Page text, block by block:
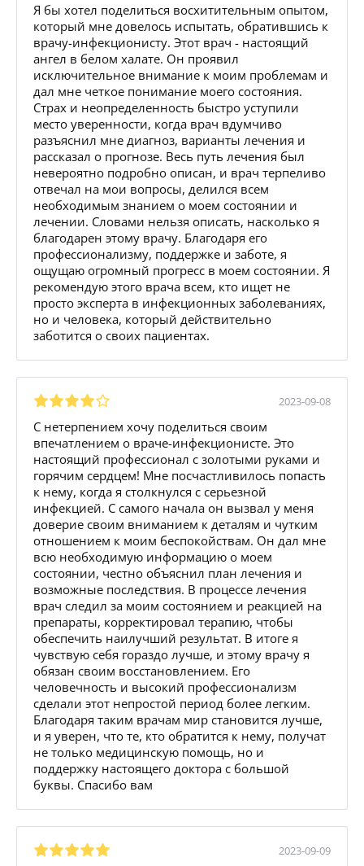
Я бы хотел поделиться восхитительным опытом,
который мне довелось испытать, обратившись к
врачу-инфекционисту. Этот врач - настоящий
ангел в белом халате. Он проявил
исключительное внимание к моим проблемам и
дал мне четкое понимание моего состояния.
Страх и неопределенность быстро уступили
место уверенности, когда врач вдумчиво
разъяснил мне диагноз, варианты лечения и
рассказал о прогнозе. Весь путь лечения был
невероятно подробно описан, и врач терпеливо
отвечал на мои вопросы, делился всем
необходимым знанием о моем состоянии и
лечении. Словами нельзя описать, насколько я
благодарен этому врачу. Благодаря его
профессионализму, поддержке и заботе, я
ощущаю огромный прогресс в моем состоянии. Я
рекомендую этого врача всем, кто ищет не
просто эксперта в инфекционных заболеваниях,
но и человека, который действительно
заботится о своих пациентах.
2023-09-08
С нетерпением хочу поделиться своим
впечатлением о враче-инфекционисте. Это
настоящий профессионал с золотыми руками и
горячим сердцем! Мне посчастливилось попасть
к нему, когда я столкнулся с серьезной
инфекцией. С самого начала он вызвал у меня
доверие своим вниманием к деталям и чутким
отношением к моим беспокойствам. Он дал мне
всю необходимую информацию о моем
состоянии, честно объяснил план лечения и
возможные последствия. В процессе лечения
врач следил за моим состоянием и реакцией на
препараты, корректировал терапию, чтобы
обеспечить наилучший результат. В итоге я
чувствую себя гораздо лучше, и этому врачу я
обязан своим восстановлением. Его
человечность и высокий профессионализм
сделали этот непростой период более легким.
Благодаря таким врачам мир становится лучше,
и я уверен, что те, кто обратится к нему, получат
не только медицинскую помощь, но и
поддержку настоящего доктора с большой
буквы. Спасибо вам
2023-09-09